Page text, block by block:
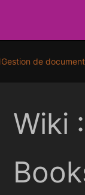
Gestion de
Wiki